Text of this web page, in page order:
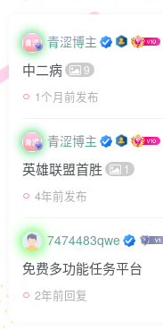
青涩博主
中二病 9
1个月前发布
青涩博主
英雄联盟首胜 1
4年前发布
7474483qwe
免费多功能任务平台
2年前回复